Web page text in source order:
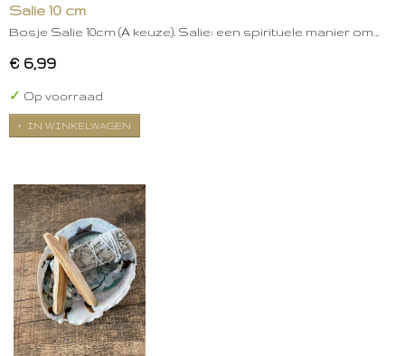
Salie 10 cm
Bosje Salie 10cm (A keuze). Salie: een spirituele manier om…
€ 6,99
✓ Op voorraad
IN WINKELWAGEN